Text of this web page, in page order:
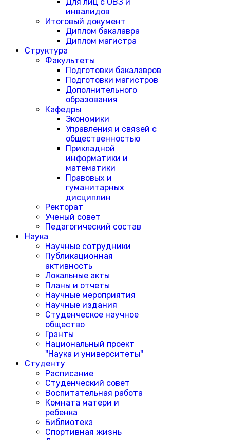
инвалидов
Итоговый документ
Диплом бакалавра
Диплом магистра
Структура
Факультеты
Подготовки бакалавров
Подготовки магистров
Дополнительного
образования
Кафедры
Экономики
Управления и связей с
общественностью
Прикладной
информатики и
математики
Правовых и
гуманитарных
дисциплин
Ректорат
Ученый совет
Педагогический состав
Наука
Научные сотрудники
Публикационная
активность
Локальные акты
Планы и отчеты
Научные мероприятия
Научные издания
Студенческое научное
общество
Гранты
Национальный проект
"Наука и университеты"
Студенту
Расписание
Студенческий совет
Воспитательная работа
Комната матери и
ребенка
Библиотека
Спортивная жизнь